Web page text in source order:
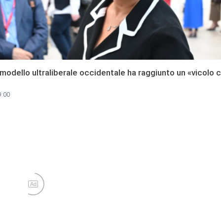
ultraliberale occidentale ha raggiunto un «vicolo
Ad